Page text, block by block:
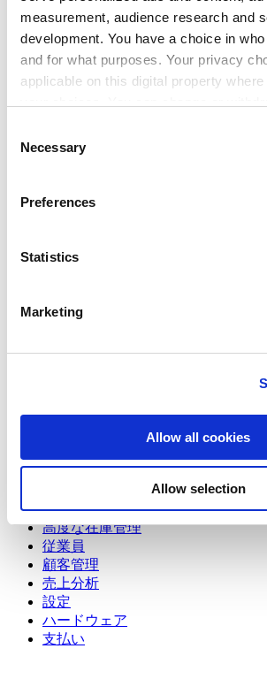
measurement, audience research and
development. You have a choice in
and for what purposes. Your privacy
applicable on this digital property
the Privacy trigger icon.
Collect information about your
meters
Identify your device by actively
Find out more about how your
We use cookies to personalize content
may combine it with other information
provided to them or that they’ve
of their services. You consent to the
pressing the "OK" button.
Selection
Necessary
Preferences
Statistics
Marketing
Allow all cookies
Allow selection
Community
Show — Community Hide — Community
App Marketplace
ヘルプセンター
Loyverseでアプリや外部システムと連携
トピック
Hide — トピック
はじめての方
商品管理
高度な在庫管理
従業員
顧客管理
売上分析
設定
ハードウェア
支払い